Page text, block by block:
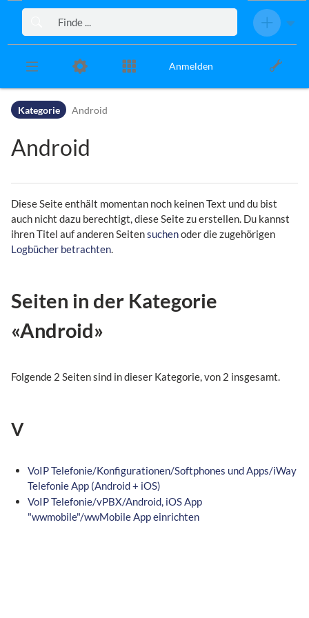
Zur Kopfleiste
Zur Hauptnavigation
Zu den Seitenwerkzeugen
Anmelden
Kategorie Android
Android
Diese Seite enthält momentan noch keinen Text und du bist
auch nicht dazu berechtigt, diese Seite zu erstellen. Du kannst
ihren Titel auf anderen Seitensuchenoder die zugehörigen
Logbücher betrachten.
Seiten in der Kategorie
«Android»
Folgende 2 Seiten sind in dieser Kategorie, von 2 insgesamt.
V
VoIP Telefonie/Konfigurationen/Softphones und Apps/iWay
Telefonie App (Android + iOS)
VoIP Telefonie/vPBX/Android, iOS App
"wwmobile"/wwMobile App einrichten